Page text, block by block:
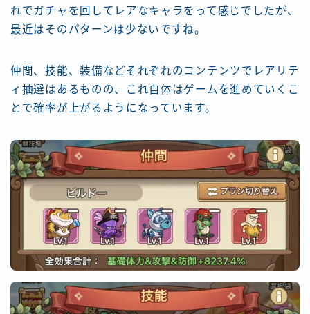
れでガチャを回してレアなキャラをって感じでしたが、
最近はそのパターンは少ないですね。
仲間、技能、装備などそれぞれのコンテンツでレアリテ
ィ抽選はあるものの、これ自体はゲームを進めていくこ
とで確率が上がるようになっています。